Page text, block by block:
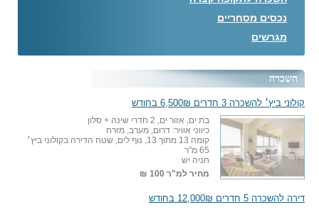
נכסים מסחריים
מגרשים
השכרה
קולוני ביץ׳ להשכרה 3 חדרים 6,500₪ בחודש
בת ים, אזור ים, 2 חדרי שינה + סלון
כיווני אוויר: דרום, מערב, מזרח
קומה 13 מתוך 13, נוף לים, שטח הדירה בקולוני ביץ׳
65 מ"ר
חניה יש
מחיר למ"ר 100 ₪
דירה להשכרה 5 חדרים 12,000₪ בחודש